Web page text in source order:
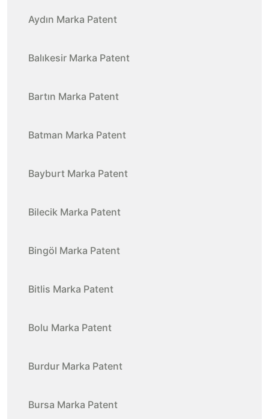
Aydın Marka Patent
Balıkesir Marka Patent
Bartın Marka Patent
Batman Marka Patent
Bayburt Marka Patent
Bilecik Marka Patent
Bingöl Marka Patent
Bitlis Marka Patent
Bolu Marka Patent
Burdur Marka Patent
Bursa Marka Patent